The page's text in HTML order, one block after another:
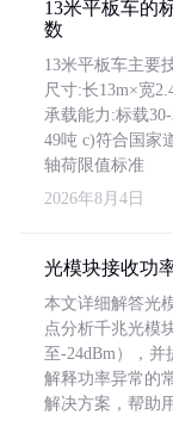
13米平板车的
数
13米平板车主要
尺寸:长13m×宽
承载能力:标载
49吨 c)符合国家
轴荷限值标准
2026年8月4日
光模块接收功
本文详细解答光
点分析千兆光模
至-24dBm），
解释功率异常的
解决方案，帮助